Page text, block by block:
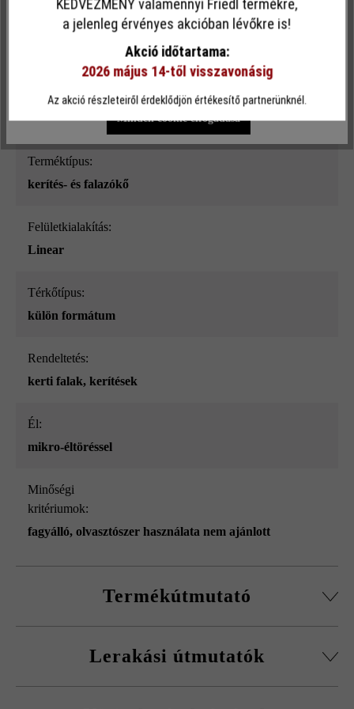
Felületi struktúra:
Szín:
mészkő árnyalt_ModulusPur
Terméktípus:
kerítés- és falazókő
Felületkialakítás:
Linear
Térkőtípus:
külön formátum
Rendeltetés:
kerti falak, kerítések
él:
mikro-éltöréssel
Minőségi
kritériumok:
fagyálló, olvasztószer használata nem ajánlott
Termékútmutató
kövekkel, sarokkő-szettel és fedőlapokkal.
Lerakási útmutatók
Ez a webhely cookie-kat használ, hogy a lehető legjobb
funkcionalitást kínálja Önnek...További információ
Egyéni beállítások Csak funkcionális cookie elfogadása
Minden cookie elfogadása
KEDVEZMÉNY valamennyi Friedl termékre,
a jelenleg érvényes akcióban lévőkre is!
Akció időtartama:
2026 május 14-től visszavonásig
Az akció részleteiről érdeklődjön értékesítő partnerünknél.